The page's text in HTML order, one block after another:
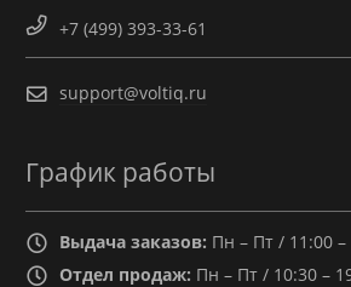
+7 (499) 393-33-61
support@voltiq.ru
График работы
Выдача заказов: Пн – Пт / 11:00 –
Отдел продаж: Пн – Пт / 10:30 –